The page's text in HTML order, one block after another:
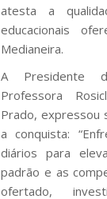
atesta a
educacionais
Medianeira.
A Presidente
Professora
Prado, expressou
a conquista:
diários para
padrão e as
ofertado,